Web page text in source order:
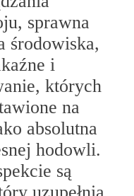
sprawna
środowiska,
i
których
na
absolutna
hodowli.
są